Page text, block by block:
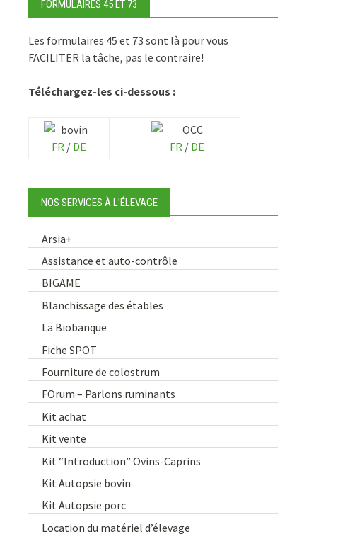
FORMULAIRES 45 ET 73
Les formulaires 45 et 73 sont là pour vous
FACILITER la tâche, pas le contraire!
Téléchargez-les ci-dessous :
FR / DE FR / DE
NOS SERVICES À L’ÉLEVAGE
Arsia+
Assistance et auto-contrôle
BIGAME
Blanchissage des étables
La Biobanque
Fiche SPOT
Fourniture de colostrum
FOrum – Parlons ruminants
Kit achat
Kit vente
Kit “Introduction” Ovins-Caprins
Kit Autopsie bovin
Kit Autopsie porc
Location du matériel d’élevage